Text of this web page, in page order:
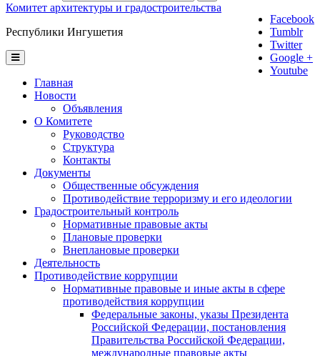
Facebook
Tumblr
Twitter
Google +
Youtube
Комитет архитектуры и градостроительства
Республики Ингушетия
Главная
Новости
Объявления
О Комитете
Руководство
Структура
Контакты
Документы
Общественные обсуждения
Противодействие терроризму и его идеологии
Градостроительный контроль
Нормативные правовые акты
Плановые проверки
Внеплановые проверки
Деятельность
Противодействие коррупции
Нормативные правовые и иные акты в сфере
противодействия коррупции
Федеральные законы, указы Президента
Российской Федерации, постановления
Правительства Российской Федерации,
международные правовые акты